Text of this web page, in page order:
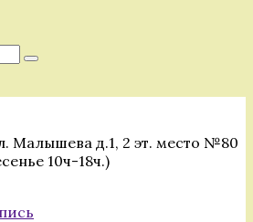
Поиск
Малышева д.1, 2 эт. место №80
10ч-18ч.)